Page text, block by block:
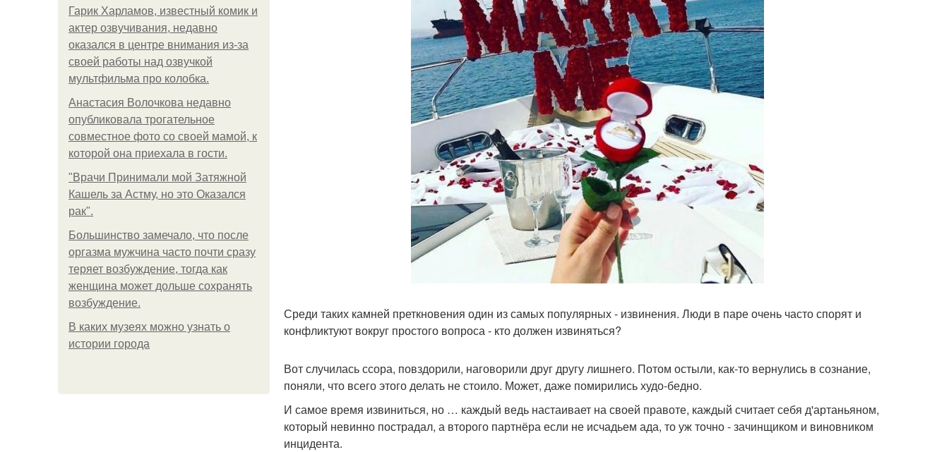
Гарик Харламов, известный комик и
актер озвучивания, недавно
оказался в центре внимания из-за
своей работы над озвучкой
мультфильма про колобка.
Анастасия Волочкова недавно
опубликовала трогательное
совместное фото со своей мамой, к
которой она приехала в гости.
"Врачи Принимали мой Затяжной
Кашель за Астму, но это Оказался
рак".
Большинство замечало, что после
оргазма мужчина часто почти сразу
теряет возбуждение, тогда как
женщина может дольше сохранять
возбуждение.
В каких музеях можно узнать о
истории города
Среди таких камней преткновения один из самых популярных - извинения. Люди в паре очень часто спорят и
конфликтуют вокруг простого вопроса - кто должен извиняться?
Вот случилась ссора, повздорили, наговорили друг другу лишнего. Потом остыли, как-то вернулись в сознание,
поняли, что всего этого делать не стоило. Может, даже помирились худо-бедно.
И самое время извиниться, но … каждый ведь настаивает на своей правоте, каждый считает себя д'артаньяном,
который невинно пострадал, а второго партнёра если не исчадьем ада, то уж точно - зачинщиком и виновником
инцидента.